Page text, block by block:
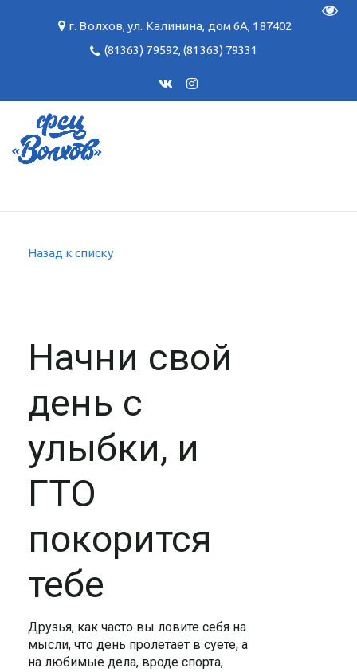
г. Волхов,ул. Калинина, дом 6А, 187402
(81363) 79592,(81363) 79331
Назад к списку
Начни свой
день с
улыбки, и
ГТО
покорится
тебе
Друзья, как часто вы ловите себя на
мысли, что день пролетает в суете, а
на любимые дела, вроде спорта,